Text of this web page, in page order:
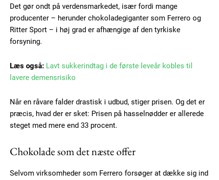
Subscription Plans
Det gør ondt på verdensmarkedet, især fordi mange
producenter – herunder chokoladegiganter som Ferrero og
Ritter Sport – i høj grad er afhængige af den tyrkiske
forsyning.
Læs også: Lavt sukkerindtag i de første leveår kobles til
lavere demensrisiko
Når en råvare falder drastisk i udbud, stiger prisen. Og det er
præcis, hvad der er sket: Prisen på hasselnødder er allerede
steget med mere end 33 procent.
Chokolade som det næste offer
Selvom virksomheder som Ferrero forsøger at dække sig ind